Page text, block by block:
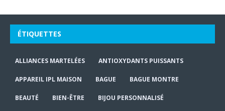
ÉTIQUETTES
ALLIANCES MARTELÉES ANTIOXYDANTS PUISSANTS
APPAREIL IPL MAISON BAGUE BAGUE MONTRE
BEAUTÉ BIEN-ÊTRE BIJOU PERSONNALISÉ